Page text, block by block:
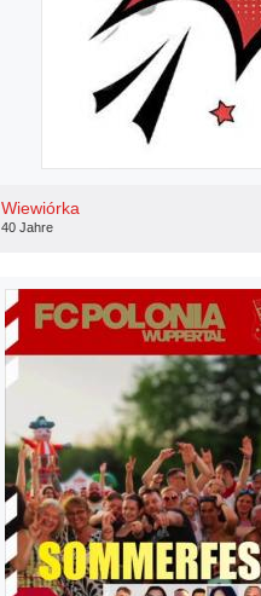
Wiewiórka
40 Jahre